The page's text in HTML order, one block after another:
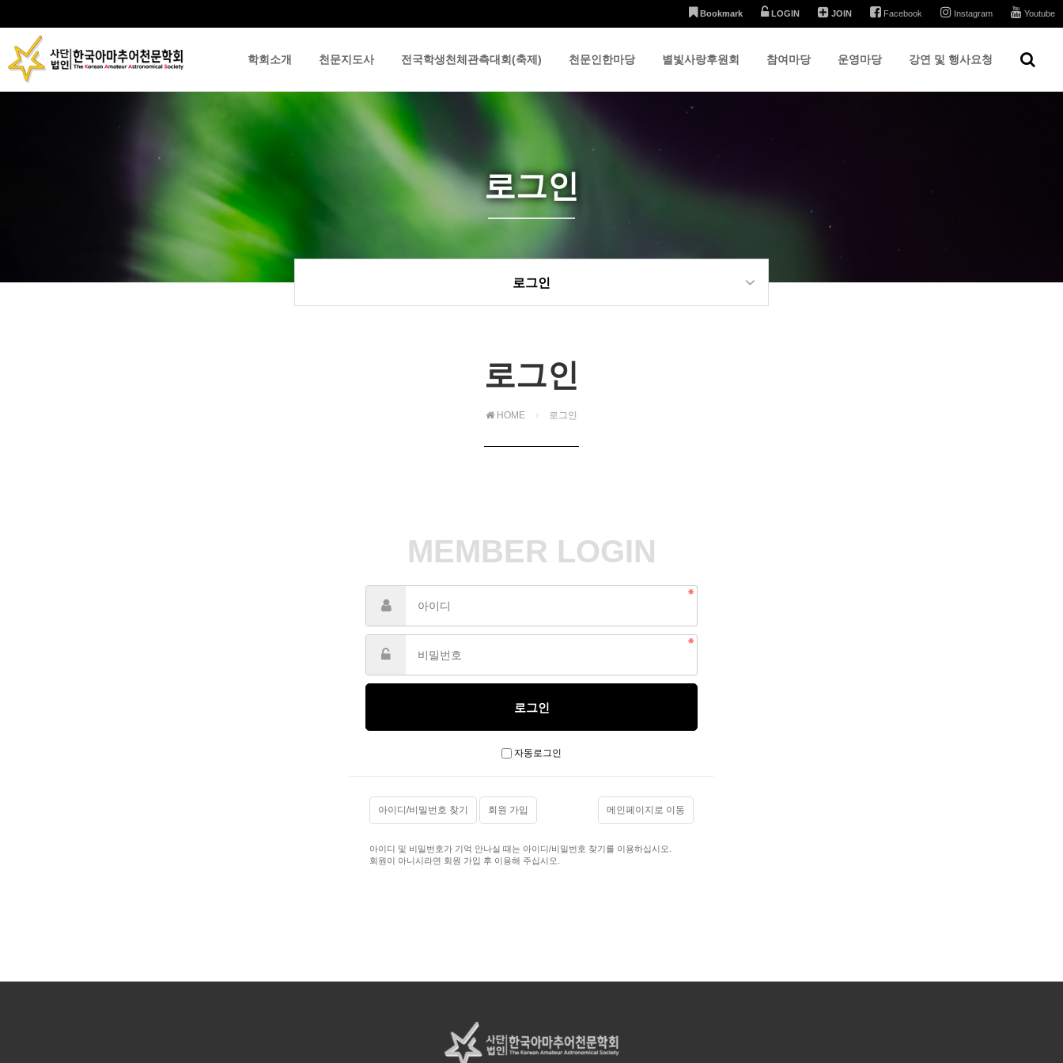
Bookmark LOGIN JOIN Facebook Instagram Youtube
학회소개 천문지도사 전국학생천체관측대회(축제) 천문인한마당 별빛사랑후원회 참여마당
하위분류
운영마당
하위분류
강연 및 행사요청
로그인
로그인
로그인
HOME 로그인
MEMBER LOGIN
자동로그인
아이디/비밀번호 찾기 회원 가입 메인페이지로 이동
아이디 및 비밀번호가 기억 안나실 때는 아이디/비밀번호 찾기를 이용하십시오.
회원이 아니시라면 회원 가입 후 이용해 주십시오.